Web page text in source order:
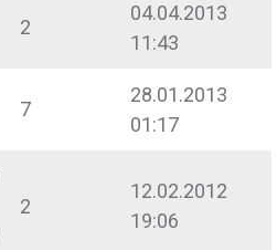
2
04.04.2013
11:43
7
28.01.2013
01:17
2
12.02.2012
19:06